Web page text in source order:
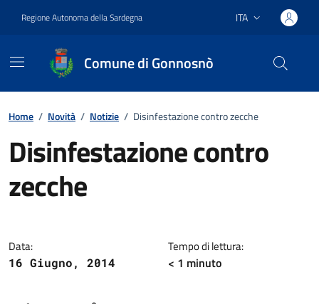
Regione Autonoma della Sardegna Lingua attiva:
ITA
Comune di Gonnosnò
Home / Novità / Notizie / Disinfestazione contro zecche
Disinfestazione contro
zecche
Data:
16 Giugno, 2014
Tempo di lettura:
< 1 minuto